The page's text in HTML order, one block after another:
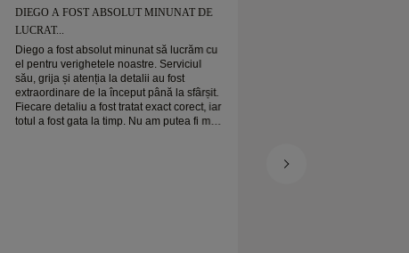
DIEGO A FOST ABSOLUT MINUNAT DE
LUCRAT...
Diego a fost absolut minunat să lucrăm cu
el pentru verighetele noastre. Serviciul
său, grija și atenția la detalii au fost
extraordinare de la început până la sfârșit.
Fiecare detaliu a fost tratat exact corect, iar
totul a fost gata la timp. Nu am putea fi mai